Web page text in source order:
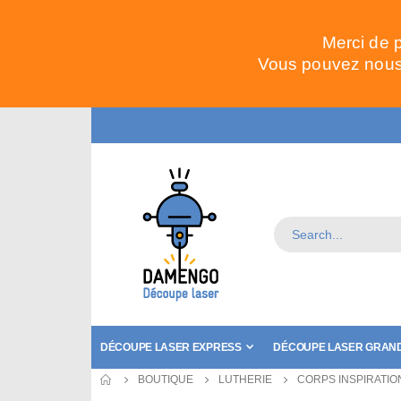
Merci de
Vous pouvez
DÉCOUPE LASER EXPRESS DÉCOUPE LASER
BOUTIQUE LUTHERIE CORPS